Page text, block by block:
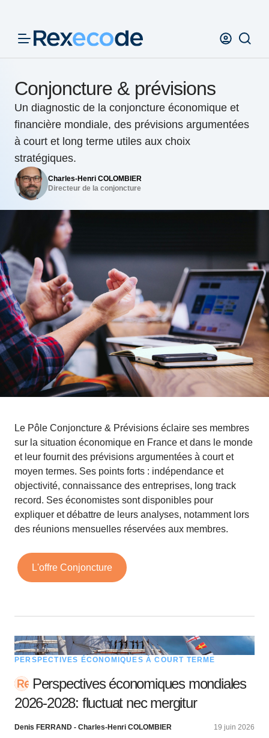
Conjoncture & prévisions
Un diagnostic de la conjoncture économique et
financière mondiale, des prévisions argumentées
à court et long terme utiles aux choix
stratégiques.
Charles-Henri COLOMBIER
Directeur de la conjoncture
Le Pôle Conjoncture & Prévisions éclaire ses membres
sur la situation économique en France et dans le monde
et leur fournit des prévisions argumentées à court et
moyen termes. Ses points forts : indépendance et
objectivité, connaissance des entreprises, long track
record. Ses économistes sont disponibles pour
expliquer et débattre de leurs analyses, notamment lors
des réunions mensuelles réservées aux membres.
L'offre Conjoncture
PERSPECTIVES ÉCONOMIQUES À COURT TERME
Perspectives économiques mondiales
2026-2028: fluctuat nec mergitur
Denis FERRAND - Charles-Henri COLOMBIER 19 juin 2026